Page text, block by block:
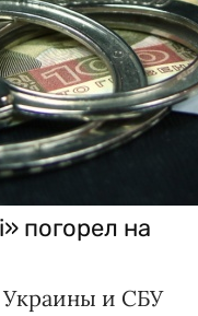
погорел на
Украины и СБУ